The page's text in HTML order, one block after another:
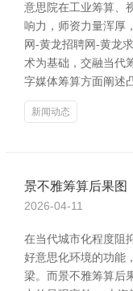
意思院在工业筹算、
响力，师资力量浑厚
网-黄龙招聘网-黄龙
术为基础，交融当代
字媒体筹算方面阐述
新闻动态
景不雅筹算后果图
2026-04-11
在当代城市化程度阻
好意思化环境的功能
梁。而景不雅筹算后